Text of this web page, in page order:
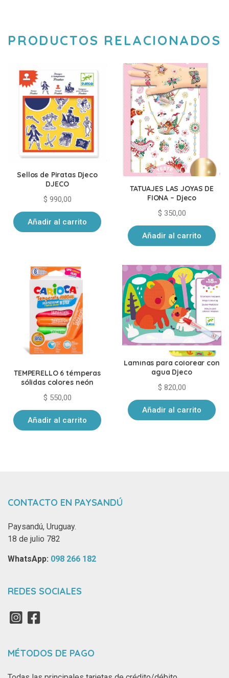
PRODUCTOS RELACIONADOS
Sellos de Piratas Djeco
DJECO
$ 990,00
Añadir al carrito
TATUAJES LAS JOYAS DE
FIONA – Djeco
$ 350,00
Añadir al carrito
TEMPERELLO 6 témperas
sólidas colores neón
$ 550,00
Añadir al carrito
Laminas para colorear con
agua Djeco
$ 820,00
Añadir al carrito
CONTACTO EN PAYSANDÚ
Paysandú, Uruguay.
18 de julio 782
WhatsApp: ‪ 098 266 182‬
REDES SOCIALES
MÉTODOS DE PAGO